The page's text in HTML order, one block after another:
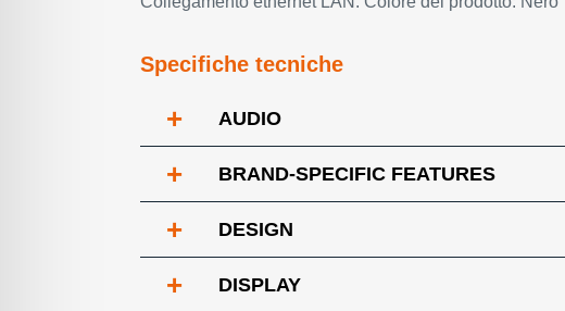
Specifiche tecniche
+ AUDIO
+ BRAND-SPECIFIC FEATURES
+ DESIGN
+ DISPLAY